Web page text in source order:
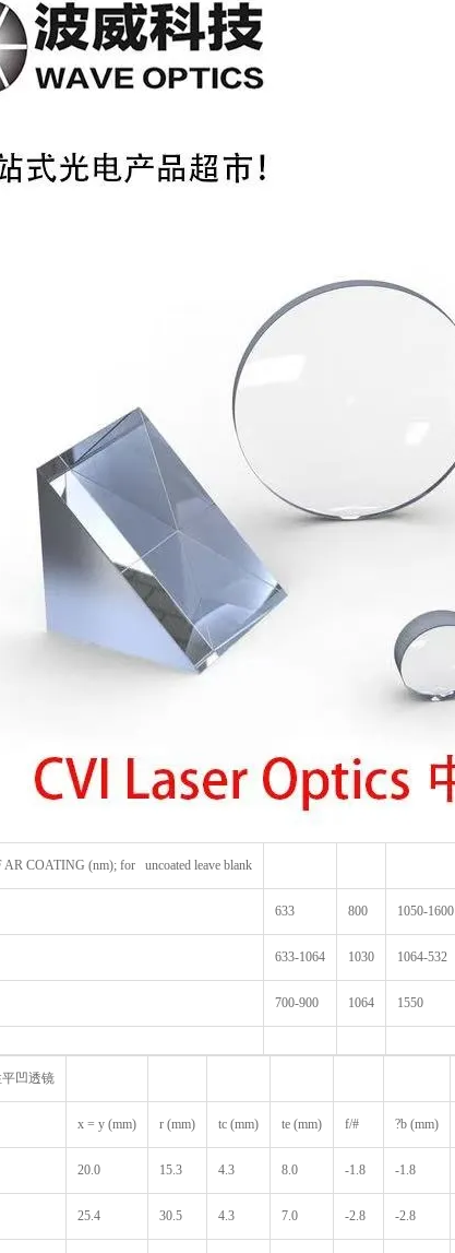
COATING (nm); for uncoated leave blank
633 800 1050-1600
633-1064 1030 1064-532
700-900 1064 1550
凹透镜
x = y (mm) r (mm) tc (mm) te (mm) f/# ?b (mm)
20.0 15.3 4.3 8.0 -1.8 -1.8
25.4 30.5 4.3 7.0 -2.8 -2.8